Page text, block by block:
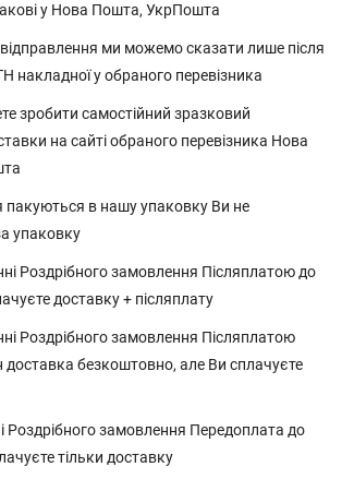
у Нова Пошта, УкрПошта
відправлення ми можемо сказати лише після
накладної у обраного перевізника
зробити самостійний зразковий
на сайті обраного перевізника Нова
пакуються в нашу упаковку Ви не
упаковку
Роздрібного замовлення Післяплатою до
доставку + післяплату
Роздрібного замовлення Післяплатою
доставка безкоштовно, але Ви сплачуєте
Роздрібного замовлення Передоплата до
тільки доставку